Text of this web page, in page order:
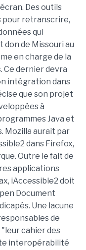
Des outils
pour retranscrire,
qui
don de Missouri au
en charge de la
Ce dernier devra
intégration dans
que son projet
à
Java et
Mozilla aurait par
dans Firefox,
Outre le fait de
applications
iAccessible2 doit
Document
Une lacune
de
"leur cahier des
interopérabilité